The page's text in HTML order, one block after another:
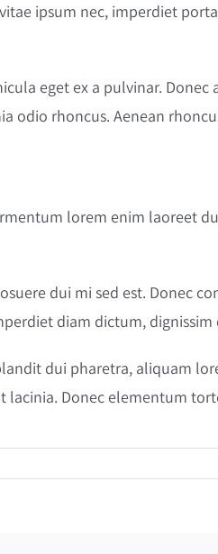
ipsum nec, imperdiet
eget ex a pulvinar.
rhoncus. Aenean
lorem enim laoreet
dui mi sed est. Donec
diam dictum,
dui pharetra, aliquam
lacinia. Donec elementum